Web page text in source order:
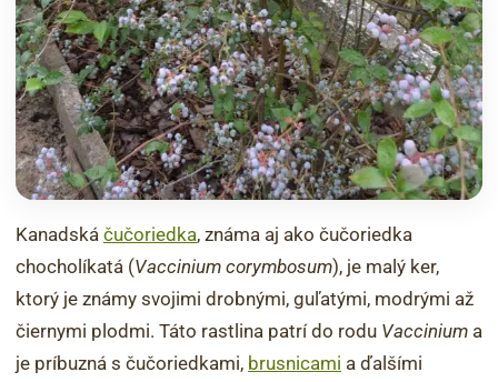
Kanadská čučoriedka, známa aj ako čučoriedka
chocholíkatá (Vaccinium corymbosum), je malý ker,
ktorý je známy svojimi drobnými, guľatými, modrými až
čiernymi plodmi. Táto rastlina patrí do rodu Vaccinium a
je príbuzná s čučoriedkami, brusnicami a ďalšími